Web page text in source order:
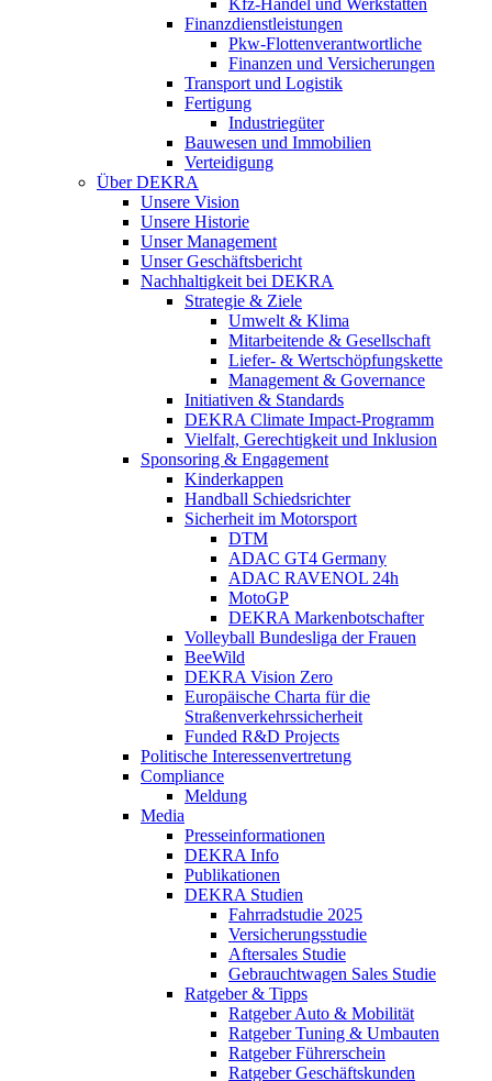
Finanzdienstleistungen
Pkw‑Flottenverantwortliche
Finanzen und Versicherungen
Transport und Logistik
Fertigung
Industriegüter
Bauwesen und Immobilien
Verteidigung
Über DEKRA
Unsere Vision
Unsere Historie
Unser Management
Unser Geschäftsbericht
Nachhaltigkeit bei DEKRA
Strategie & Ziele
Umwelt & Klima
Mitarbeitende & Gesellschaft
Liefer- & Wertschöpfungskette
Management & Governance
Initiativen & Standards
DEKRA Climate Impact-Programm
Vielfalt, Gerechtigkeit und Inklusion​
Sponsoring & Engagement
Kinderkappen
Handball Schiedsrichter
Sicherheit im Motorsport
DTM
ADAC GT4 Germany
ADAC RAVENOL 24h
MotoGP
DEKRA Markenbotschafter
Volleyball Bundesliga der Frauen
BeeWild
DEKRA Vision Zero
Europäische Charta für die
Straßenverkehrssicherheit
Funded R&D Projects
Politische Interessenvertretung
Compliance
Meldung
Media
Presseinformationen
DEKRA Info
Publikationen
DEKRA Studien
Fahrradstudie 2025
Versicherungsstudie
Aftersales Studie
Gebrauchtwagen Sales Studie
Ratgeber & Tipps
Ratgeber Auto & Mobilität
Ratgeber Tuning & Umbauten
Ratgeber Führerschein
Ratgeber Geschäftskunden